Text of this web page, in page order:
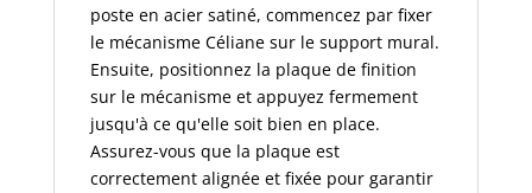
poste en acier satiné, commencez par fixer
le mécanisme Céliane sur le support mural.
Ensuite, positionnez la plaque de finition
sur le mécanisme et appuyez fermement
jusqu'à ce qu'elle soit bien en place.
Assurez-vous que la plaque est
correctement alignée et fixée pour garantir